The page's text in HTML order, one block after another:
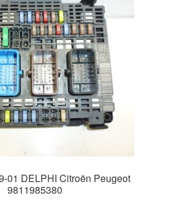
01 DELPHI Citroën Peugeot
9811985380